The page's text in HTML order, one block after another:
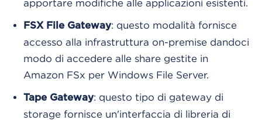
apportare modifiche alle applicazioni esistenti.
FSX File Gateway: questo modalità fornisce
accesso alla infrastruttura on-premise dandoci
modo di accedere alle share gestite in
Amazon FSx per Windows File Server.
Tape Gateway: questo tipo di gateway di
storage fornisce un'interfaccia di libreria di